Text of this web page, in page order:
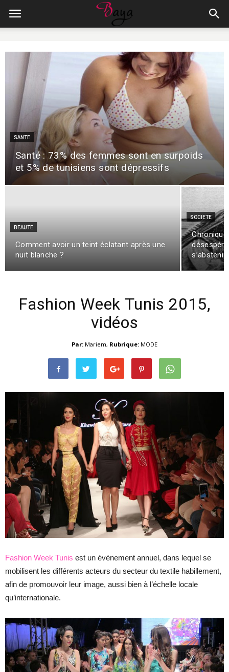
SANTE
Santé : 73% des femmes sont en surpoids
et 5% de tunisiens sont dépressifs
BEAUTE
Comment avoir un teint éclatant après une
nuit blanche ?
SOCIETE
s’abstenir
Fashion Week Tunis 2015,
vidéos
Par: Mariem, Rubrique: MODE
Fashion Week Tunis est un évènement annuel, dans lequel se
mobilisent les différents acteurs du secteur du textile habillement,
afin de promouvoir leur image, aussi bien à l’échelle locale
qu’internationale.